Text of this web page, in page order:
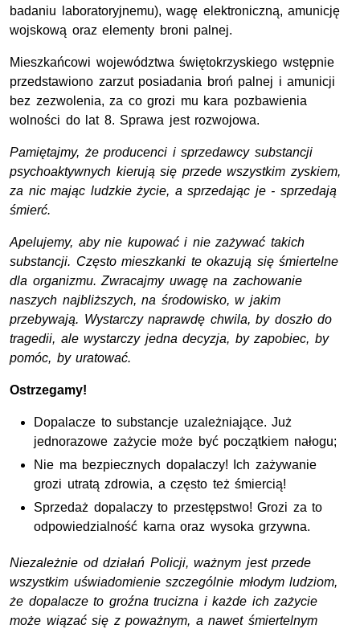
badaniu laboratoryjnemu), wagę elektroniczną, amunicję
wojskową oraz elementy broni palnej.
Mieszkańcowi województwa świętokrzyskiego wstępnie
przedstawiono zarzut posiadania broń palnej i amunicji
bez zezwolenia, za co grozi mu kara pozbawienia
wolności do lat 8. Sprawa jest rozwojowa.
Pamiętajmy, że producenci i sprzedawcy substancji
psychoaktywnych kierują się przede wszystkim zyskiem,
za nic mając ludzkie życie, a sprzedając je - sprzedają
śmierć.
Apelujemy, aby nie kupować i nie zażywać takich
substancji. Często mieszkanki te okazują się śmiertelne
dla organizmu. Zwracajmy uwagę na zachowanie
naszych najbliższych, na środowisko, w jakim
przebywają. Wystarczy naprawdę chwila, by doszło do
tragedii, ale wystarczy jedna decyzja, by zapobiec, by
pomóc, by uratować.
Ostrzegamy!
Dopalacze to substancje uzależniające. Już
jednorazowe zażycie może być początkiem nałogu;
Nie ma bezpiecznych dopalaczy! Ich zażywanie
grozi utratą zdrowia, a często też śmiercią!
Sprzedaż dopalaczy to przestępstwo! Grozi za to
odpowiedzialność karna oraz wysoka grzywna.
Niezależnie od działań Policji, ważnym jest przede
wszystkim uświadomienie szczególnie młodym ludziom,
że dopalacze to groźna trucizna i każde ich zażycie
może wiązać się z poważnym, a nawet śmiertelnym